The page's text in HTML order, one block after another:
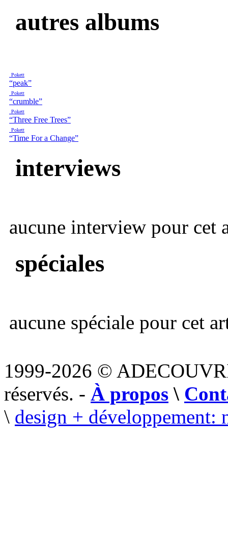
autres albums
Pokett
“peak”
Pokett
“crumble”
Pokett
“Three Free Trees”
Pokett
“Time For a Change”
interviews
aucune interview pour cet
spéciales
aucune spéciale pour cet
1999-2026 ©
réservés. - À propos \
\ design + développement: